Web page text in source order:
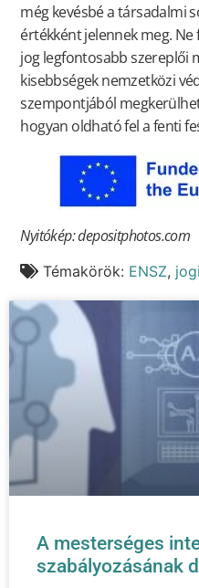
még kevésbé a társadalmi
értékként jelennek meg.
jog legfontosabb szereplői
kisebbségek nemzetközi
szempontjából
hogyan oldható fel a fenti
Nyitókép: depositphotos.com
Témakörök: ENSZ,
A mesterséges
szabályozásának